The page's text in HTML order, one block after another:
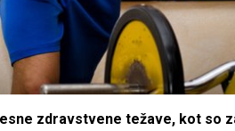
zdravstvene težave, kot so